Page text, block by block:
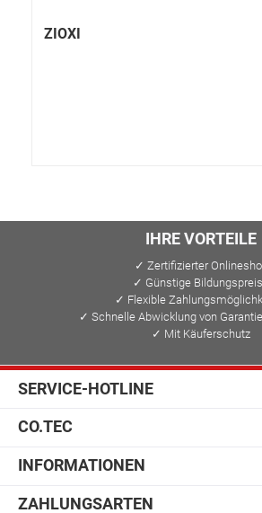
ZIOXI
IHRE VORTEILE
✓ Zertifizierter
✓ Günstige
✓ Flexible
✓ Schnelle Abwicklung von
✓ Mit Käuferschutz
SERVICE-HOTLINE
CO.TEC
INFORMATIONEN
ZAHLUNGSARTEN